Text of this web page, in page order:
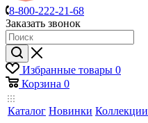
8-800-222-21-68
Заказать звонок
Избранные товары 0
Корзина 0
Каталог Новинки Коллекции